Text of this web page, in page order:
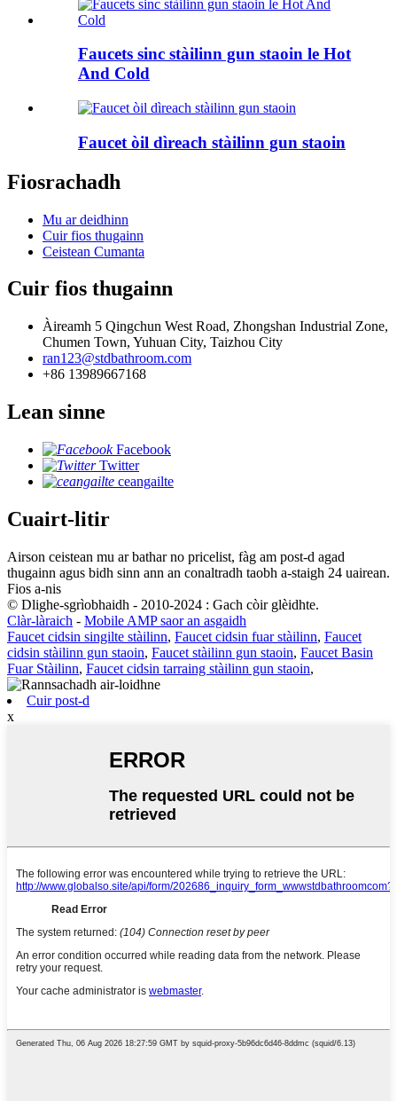
Faucets sinc stàilinn gun staoin le Hot
And Cold
Faucet òil dìreach stàilinn gun staoin
Fiosrachadh
Mu ar deidhinn
Cuir fios thugainn
Ceistean Cumanta
Cuir fios thugainn
Àireamh 5 Qingchun West Road, Zhongshan Industrial Zone,
Chumen Town, Yuhuan City, Taizhou City
ran123@stdbathroom.com
+86 13989667168
Lean sinne
Facebook
Twitter
ceangailte
Cuairt-litir
Airson ceistean mu ar bathar no pricelist, fàg am post-d agad
thugainn agus bidh sinn ann an conaltradh taobh a-staigh 24 uairean.
Fios a-nis
© Dlighe-sgrìobhaidh - 2010-2024 : Gach còir glèidhte.
Clàr-làraich - Mobile AMP saor an asgaidh
Faucet cidsin singilte stàilinn, Faucet cidsin fuar stàilinn, Faucet
cidsin stàilinn gun staoin, Faucet stàilinn gun staoin, Faucet Basin
Fuar Stàilinn, Faucet cidsin tarraing stàilinn gun staoin,
Cuir post-d
x